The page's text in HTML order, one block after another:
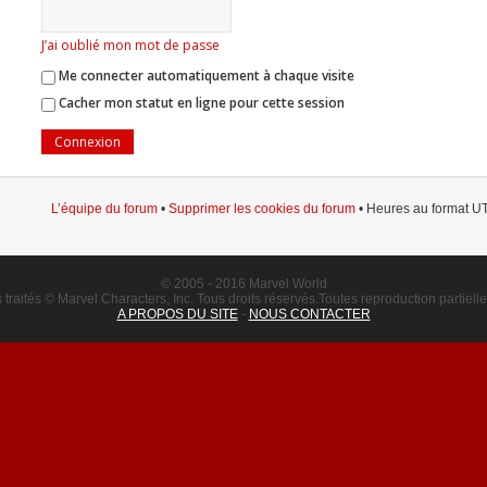
J’ai oublié mon mot de passe
Me connecter automatiquement à chaque visite
Cacher mon statut en ligne pour cette session
L’équipe du forum • Supprimer les cookies du forum • Heures au format
© 2005 - 2016 Marvel World
© Marvel Characters, Inc. Tous droits réservés.Toutes reproduction
A PROPOS DU SITE- NOUS CONTACTER